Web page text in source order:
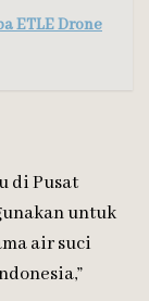
ETLE Drone
di Pusat
untuk
air suci